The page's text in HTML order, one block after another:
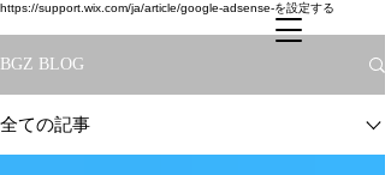
https://support.wix.com/ja/article/google-adsense-を設定する
BGZ BLOG
全ての記事